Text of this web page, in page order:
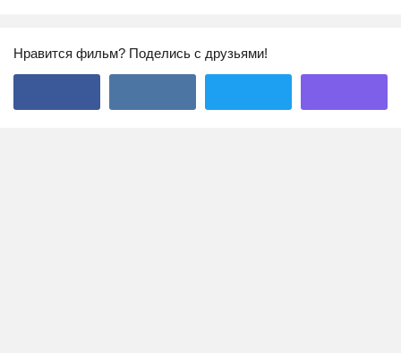
Нравится фильм? Поделись с друзьями!